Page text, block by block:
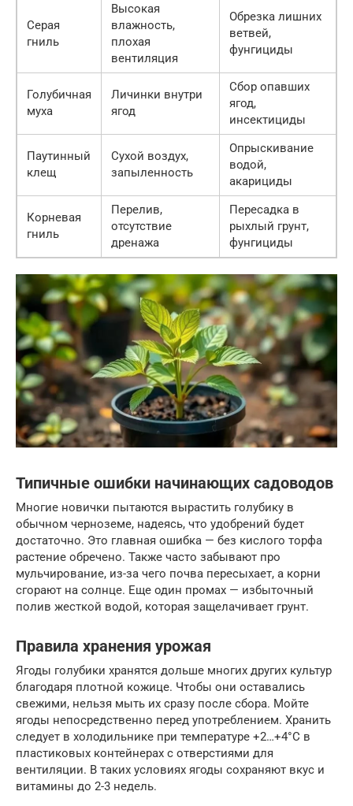
Серая
гниль
Высокая
влажность,
плохая
вентиляция
Обрезка лишних
ветвей,
фунгициды
Голубичная
муха
Личинки внутри
ягод
Сбор опавших
ягод,
инсектициды
Паутинный
клещ
Сухой воздух,
запыленность
Опрыскивание
водой,
акарициды
Корневая
гниль
Перелив,
отсутствие
дренажа
Пересадка в
рыхлый грунт,
фунгициды
Типичные ошибки начинающих садоводов
Многие новички пытаются вырастить голубику в
обычном черноземе, надеясь, что удобрений будет
достаточно. Это главная ошибка — без кислого торфа
растение обречено. Также часто забывают про
мульчирование, из-за чего почва пересыхает, а корни
сгорают на солнце. Еще один промах — избыточный
полив жесткой водой, которая защелачивает грунт.
Правила хранения урожая
Ягоды голубики хранятся дольше многих других культур
благодаря плотной кожице. Чтобы они оставались
свежими, нельзя мыть их сразу после сбора. Мойте
ягоды непосредственно перед употреблением. Хранить
следует в холодильнике при температуре +2…+4°C в
пластиковых контейнерах с отверстиями для
вентиляции. В таких условиях ягоды сохраняют вкус и
витамины до 2-3 недель.